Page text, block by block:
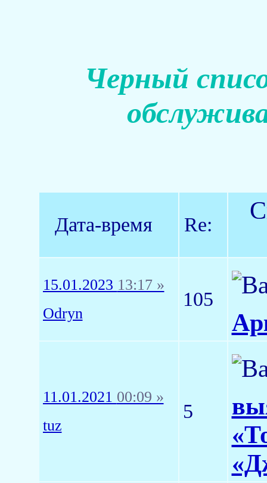
Черный
Дата-время Re:
15.01.2023 13:17 »
Odryn
105
11.01.2021 00:09 »
tuz
5